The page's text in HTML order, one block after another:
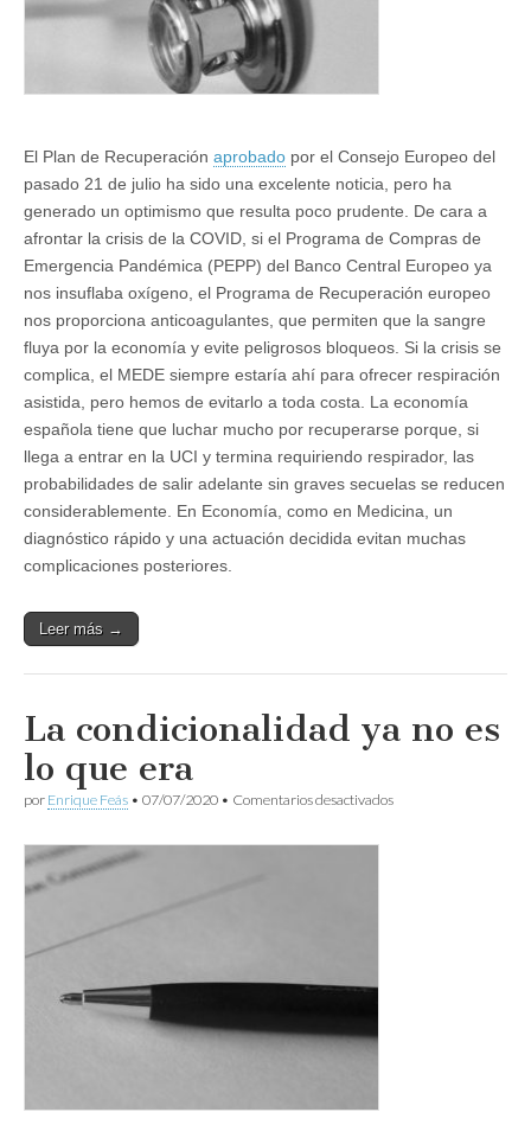
El Plan de Recuperación aprobado por el Consejo Europeo del
pasado 21 de julio ha sido una excelente noticia, pero ha
generado un optimismo que resulta poco prudente. De cara a
afrontar la crisis de la COVID, si el Programa de Compras de
Emergencia Pandémica (PEPP) del Banco Central Europeo ya
nos insuflaba oxígeno, el Programa de Recuperación europeo
nos proporciona anticoagulantes, que permiten que la sangre
fluya por la economía y evite peligrosos bloqueos. Si la crisis se
complica, el MEDE siempre estaría ahí para ofrecer respiración
asistida, pero hemos de evitarlo a toda costa. La economía
española tiene que luchar mucho por recuperarse porque, si
llega a entrar en la UCI y termina requiriendo respirador, las
probabilidades de salir adelante sin graves secuelas se reducen
considerablemente. En Economía, como en Medicina, un
diagnóstico rápido y una actuación decidida evitan muchas
complicaciones posteriores.
Leer más →
La condicionalidad ya no es
lo que era
por Enrique Feás • 07/07/2020 • Comentarios desactivadosen